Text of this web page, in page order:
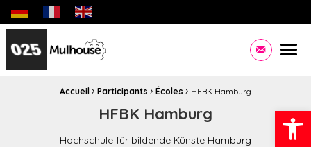
Ouvrir
Site officiel de la Ville de Mulhouse Infos pratiques,
Fil d'Ariane :Accueil › Participants › Écoles › HFBK Hamburg
HFBK Hamburg
Hochschule für bildende Künste Hamburg